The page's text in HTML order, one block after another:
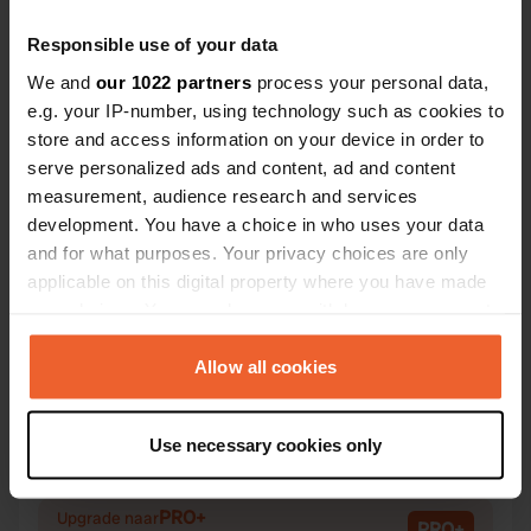
Responsible use of your data
We and our 1022 partners process your personal data,
e.g. your IP-number, using technology such as cookies to
store and access information on your device in order to
serve personalized ads and content, ad and content
measurement, audience research and services
development. You have a choice in who uses your data
and for what purposes. Your privacy choices are only
applicable on this digital property where you have made
any time from the Cookie Declaration or by clicking on
the Privacy trigger icon.
Collect information about your geographical location
which can be accurate to within several meters
Identify your device by actively scanning it for
Allow all cookies
Use necessary cookies only
Contact
Locatie
Peetri plats 7
20308, Narva linn, Estland
Kopiëren
Kopiëren
195244 Kopiëren
Upgrade naarPRO+